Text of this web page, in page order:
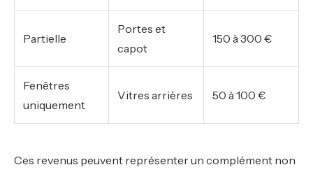
Partielle
Portes et
capot
150 à 300 €
Fenêtres
uniquement
Vitres arrières 50 à 100 €
Ces revenus peuvent représenter un complément non